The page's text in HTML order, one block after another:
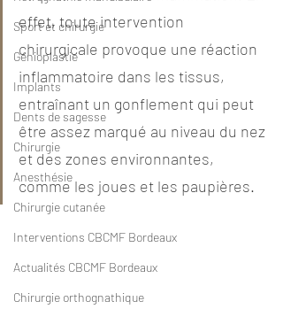
Sport et chirurgie
Génioplastie
Implants
Dents de sagesse
Chirurgie
Anesthésie
Chirurgie cutanée
Interventions CBCMF Bordeaux
Actualités CBCMF Bordeaux
Chirurgie orthognathique
effet, toute intervention
chirurgicale provoque une réaction
inflammatoire dans les tissus,
entraînant un gonflement qui peut
être assez marqué au niveau du nez
et des zones environnantes,
comme les joues et les paupières.